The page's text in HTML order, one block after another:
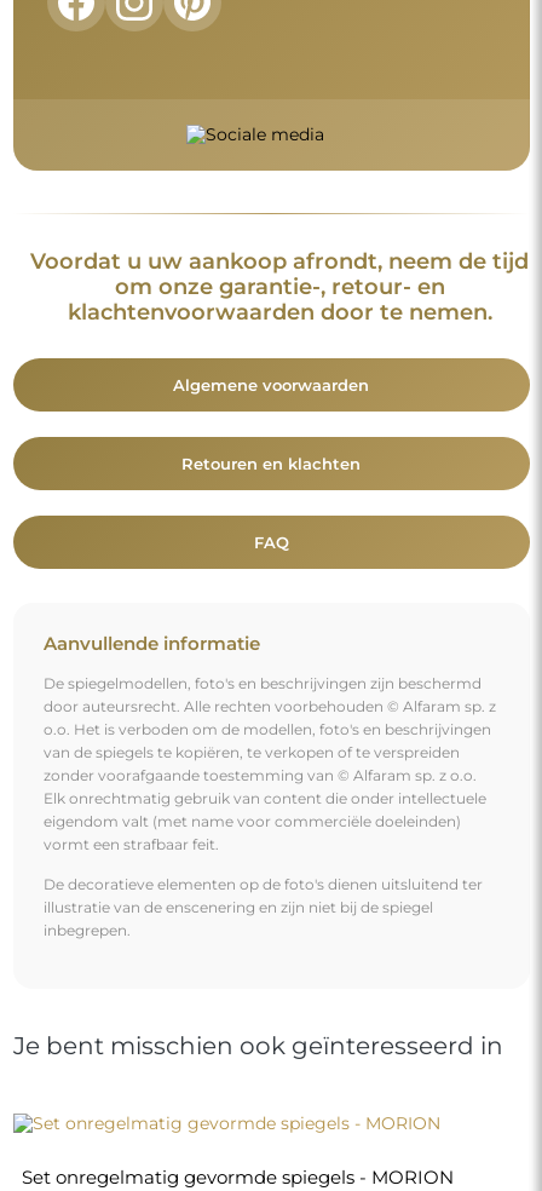
Voordat u uw aankoop afrondt, neem de tijd
om onze garantie-, retour- en
klachtenvoorwaarden door te nemen.
Algemene voorwaarden
Retouren en klachten
FAQ
Aanvullende informatie
De spiegelmodellen, foto's en beschrijvingen zijn beschermd
door auteursrecht. Alle rechten voorbehouden © Alfaram sp. z
o.o. Het is verboden om de modellen, foto's en beschrijvingen
van de spiegels te kopiëren, te verkopen of te verspreiden
zonder voorafgaande toestemming van © Alfaram sp. z o.o.
Elk onrechtmatig gebruik van content die onder intellectuele
eigendom valt (met name voor commerciële doeleinden)
vormt een strafbaar feit.
De decoratieve elementen op de foto's dienen uitsluitend ter
illustratie van de enscenering en zijn niet bij de spiegel
inbegrepen.
Je bent misschien ook geïnteresseerd in
Set onregelmatig gevormde spiegels - MORION